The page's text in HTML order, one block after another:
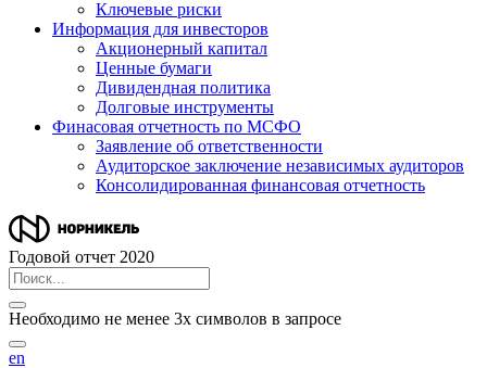
Ключевые риски
Информация для инвесторов
Акционерный капитал
Ценные бумаги
Дивидендная политика
Долговые инструменты
Финасовая отчетность по МСФО
Заявление об ответственности
Аудиторское заключение независимых аудиторов
Консолидированная финансовая отчетность
Годовой отчет 2020
Необходимо не менее 3х символов в запросе
en